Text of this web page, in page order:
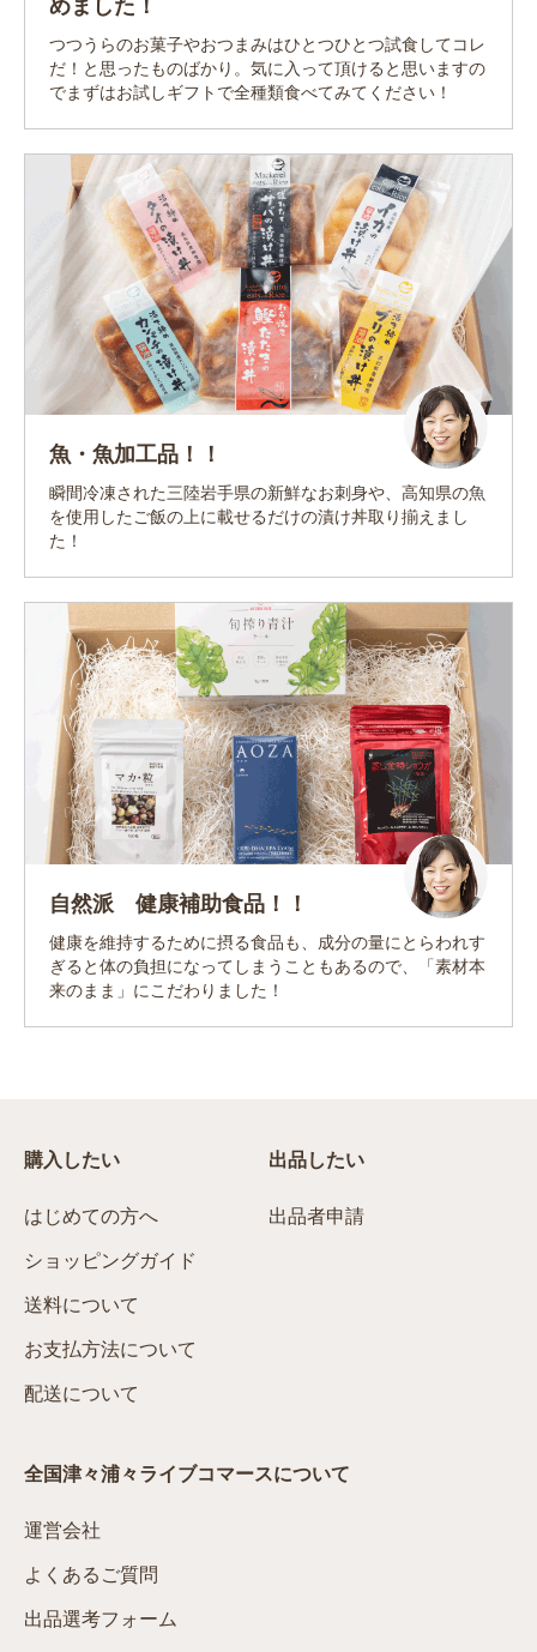
めました！
つつうらのお菓子やおつまみはひとつひとつ試食してコレ
だ！と思ったものばかり。気に入って頂けると思いますの
でまずはお試しギフトで全種類食べてみてください！
魚・魚加工品！！
瞬間冷凍された三陸岩手県の新鮮なお刺身や、高知県の魚
を使用したご飯の上に載せるだけの漬け丼取り揃えまし
た！
自然派 健康補助食品！！
健康を維持するために摂る食品も、成分の量にとらわれす
ぎると体の負担になってしまうこともあるので、「素材本
来のまま」にこだわりました！
購入したい
はじめての方へ
ショッピングガイド
送料について
お支払方法について
配送について
出品したい
出品者申請
全国津々浦々ライブコマースについて
運営会社
よくあるご質問
出品選考フォーム